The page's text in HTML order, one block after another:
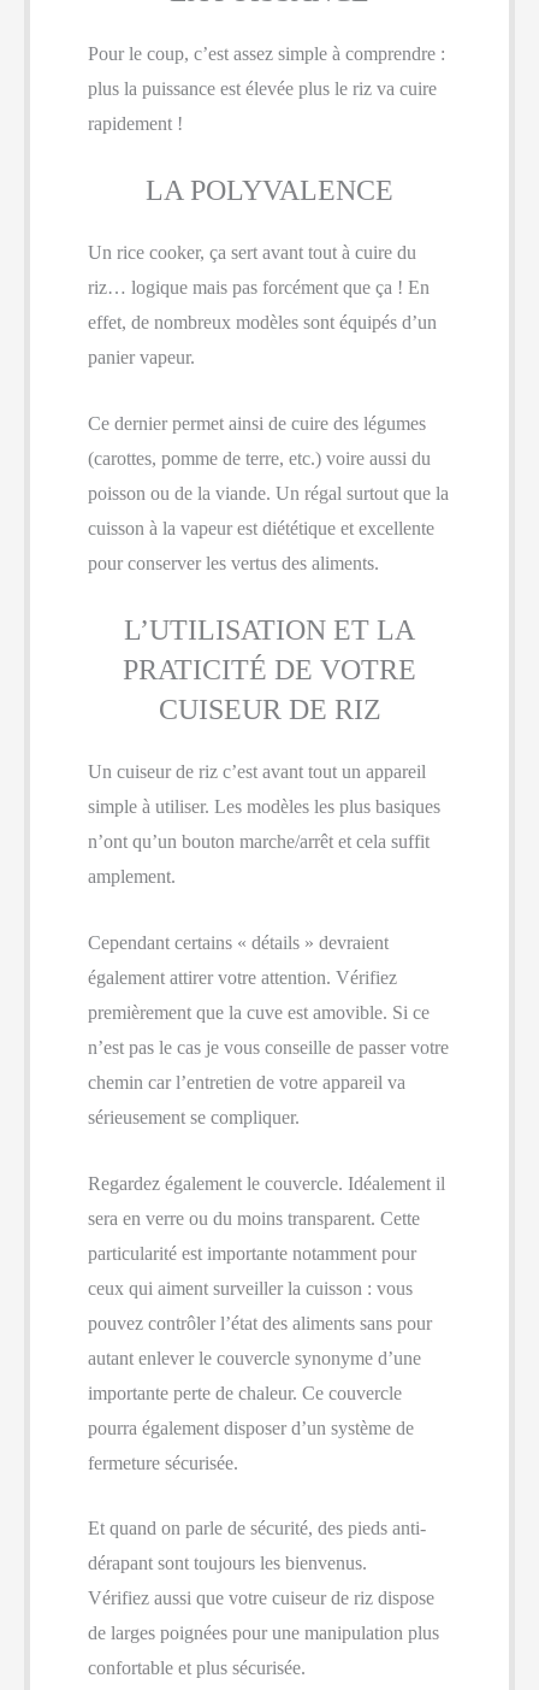
Pour le coup, c’est assez simple à comprendre :
plus la puissance est élevée plus le riz va cuire
rapidement !
LA POLYVALENCE
Un rice cooker, ça sert avant tout à cuire du
riz… logique mais pas forcément que ça ! En
effet, de nombreux modèles sont équipés d’un
panier vapeur.
Ce dernier permet ainsi de cuire des légumes
(carottes, pomme de terre, etc.) voire aussi du
poisson ou de la viande. Un régal surtout que la
cuisson à la vapeur est diététique et excellente
pour conserver les vertus des aliments.
L’UTILISATION ET LA
PRATICITÉ DE VOTRE
CUISEUR DE RIZ
Un cuiseur de riz c’est avant tout un appareil
simple à utiliser. Les modèles les plus basiques
n’ont qu’un bouton marche/arrêt et cela suffit
amplement.
Cependant certains « détails » devraient
également attirer votre attention. Vérifiez
premièrement que la cuve est amovible. Si ce
n’est pas le cas je vous conseille de passer votre
chemin car l’entretien de votre appareil va
sérieusement se compliquer.
Regardez également le couvercle. Idéalement il
sera en verre ou du moins transparent. Cette
particularité est importante notamment pour
ceux qui aiment surveiller la cuisson : vous
pouvez contrôler l’état des aliments sans pour
autant enlever le couvercle synonyme d’une
importante perte de chaleur. Ce couvercle
pourra également disposer d’un système de
fermeture sécurisée.
Et quand on parle de sécurité, des pieds anti-
dérapant sont toujours les bienvenus.
Vérifiez aussi que votre cuiseur de riz dispose
de larges poignées pour une manipulation plus
confortable et plus sécurisée.